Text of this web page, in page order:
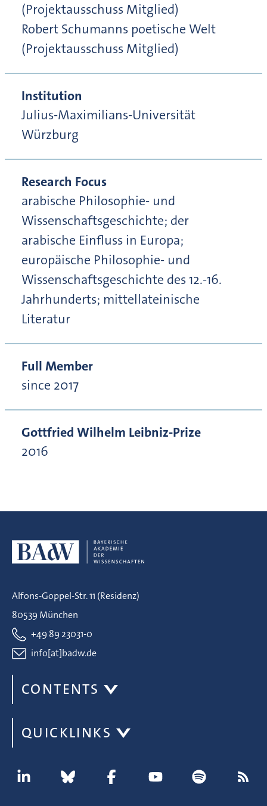
(Projektausschuss Mitglied)
Robert Schumanns poetische Welt
(Projektausschuss Mitglied)
Institution
Julius-Maximilians-Universität
Würzburg
Research Focus
arabische Philosophie- und
Wissenschaftsgeschichte; der
arabische Einfluss in Europa;
europäische Philosophie- und
Wissenschaftsgeschichte des 12.-16.
Jahrhunderts; mittellateinische
Literatur
Full Member
since 2017
Gottfried Wilhelm Leibniz-Prize
2016
Alfons-Goppel-Str. 11 (Residenz)
80539 München
+49 89 23031-0
info[at]badw.de
CONTENTS
QUICKLINKS